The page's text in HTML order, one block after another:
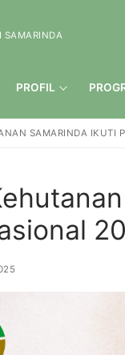
SAMARINDA
PROFIL
SAMARINDA IKUTI